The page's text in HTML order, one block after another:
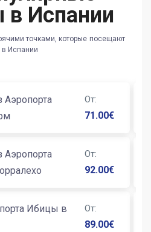
Испании
точками, которые посещают
в Испании
Аэропорта
От:
71.00€
Аэропорта
От:
92.00€
Ибицы в
От:
89.00€